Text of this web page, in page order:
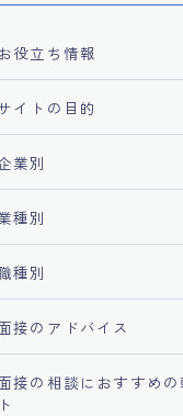
お役立ち情報
イトの目的
業別
種別
種別
接のアドバイス
接の相談におすすめ
ト